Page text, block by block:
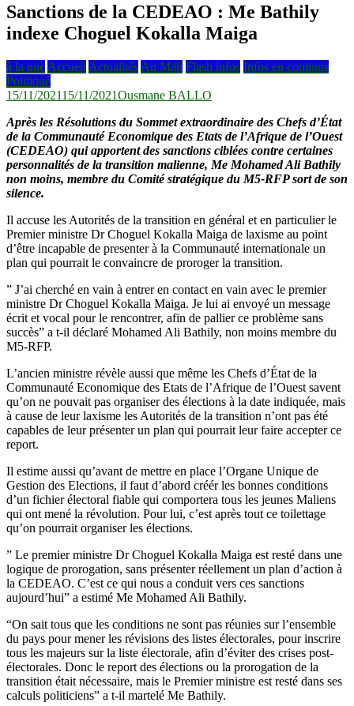
Sanctions de la CEDEAO : Me Bathily
indexe Choguel Kokalla Maiga
à la une Accueil Actualités Au Mali Flash infos Infos en continus
Politique
15/11/202115/11/2021Ousmane BALLO
Après les Résolutions du Sommet extraordinaire des Chefs d’État
de la Communauté Economique des Etats de l’Afrique de l’Ouest
(CEDEAO) qui apportent des sanctions ciblées contre certaines
personnalités de la transition malienne, Me Mohamed Ali Bathily
non moins, membre du Comité stratégique du M5-RFP sort de son
silence.
Il accuse les Autorités de la transition en général et en particulier le
Premier ministre Dr Choguel Kokalla Maiga de laxisme au point
d’être incapable de presenter à la Communauté internationale un
plan qui pourrait le convaincre de proroger la transition.
” J’ai cherché en vain à entrer en contact en vain avec le premier
ministre Dr Choguel Kokalla Maiga. Je lui ai envoyé un message
écrit et vocal pour le rencontrer, afin de pallier ce problème sans
succès” a t-il déclaré Mohamed Ali Bathily, non moins membre du
M5-RFP.
L’ancien ministre révèle aussi que même les Chefs d’État de la
Communauté Economique des Etats de l’Afrique de l’Ouest savent
qu’on ne pouvait pas organiser des élections à la date indiquée, mais
à cause de leur laxisme les Autorités de la transition n’ont pas été
capables de leur présenter un plan qui pourrait leur faire accepter ce
report.
Il estime aussi qu’avant de mettre en place l’Organe Unique de
Gestion des Elections, il faut d’abord créér les bonnes conditions
d’un fichier électoral fiable qui comportera tous les jeunes Maliens
qui ont mené la révolution. Pour lui, c’est après tout ce toilettage
qu’on pourrait organiser les élections.
” Le premier ministre Dr Choguel Kokalla Maiga est resté dans une
logique de prorogation, sans présenter réellement un plan d’action à
la CEDEAO. C’est ce qui nous a conduit vers ces sanctions
aujourd’hui” a estimé Me Mohamed Ali Bathily.
“On sait tous que les conditions ne sont pas réunies sur l’ensemble
du pays pour mener les révisions des listes électorales, pour inscrire
tous les majeurs sur la liste électorale, afin d’éviter des crises post-
électorales. Donc le report des élections ou la prorogation de la
transition était nécessaire, mais le Premier ministre est resté dans ses
calculs politiciens” a t-il martelé Me Bathily.